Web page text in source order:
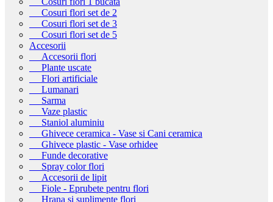
Cosuri flori set de 2
Cosuri flori set de 3
Cosuri flori set de 5
Accesorii
Accesorii flori
Plante uscate
Flori artificiale
Lumanari
Sarma
Vaze plastic
Staniol aluminiu
Ghivece ceramica - Vase si Cani ceramica
Ghivece plastic - Vase orhidee
Funde decorative
Spray color flori
Accesorii de lipit
Fiole - Eprubete pentru flori
Hrana si suplimente flori